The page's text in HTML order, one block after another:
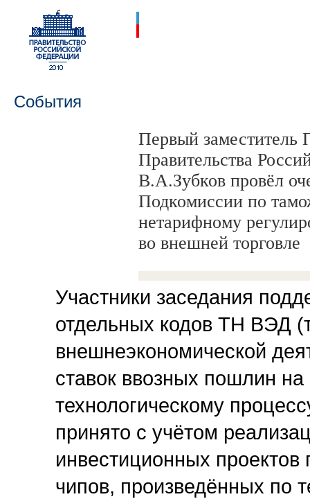
События
Первый заместитель
Правительства
В.А.Зубков провёл
Подкомиссии по
нетарифному
во внешней торговле
Участники заседания
отдельных кодов ТН ВЭД
внешнеэкономической
ставок ввозных пошлин
технологическому
принято с учётом
инвестиционных
чипов, произведённых по